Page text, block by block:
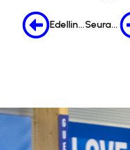
Edellinen Seuraava